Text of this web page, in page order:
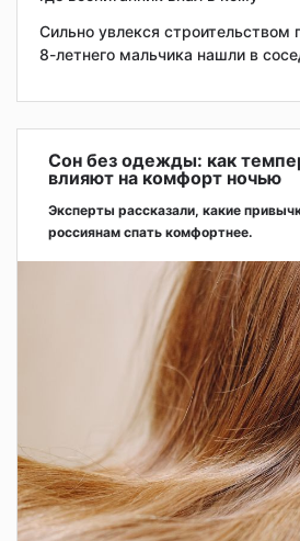
Сильно увлекся строительством
8-летнего мальчика нашли в
Сон без одежды: как
влияют на комфорт ночью
Эксперты рассказали, какие
россиянам спать комфортнее.